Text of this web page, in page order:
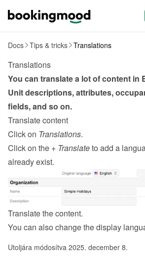
Docs Tips & tricks Translations
Translations
You can translate a lot of content in
Unit descriptions, attributes,
fields, and so on.
Translate content
Click on Translations.
Click on the + Translate to add a
already exist.
Translate the content.
You can also change the display
Utoljára módosítva 2025. december 8.